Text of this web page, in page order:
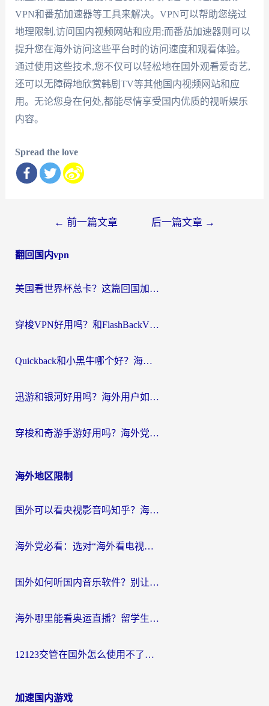
VPN和番茄加速器等工具来解决。VPN可以帮助您绕过
地理限制,访问国内视频网站和应用;而番茄加速器则可以
提升您在海外访问这些平台时的访问速度和观看体验。
通过使用这些技术,您不仅可以轻松地在国外观看爱奇艺,
还可以无障碍地欣赏韩剧TV等其他国内视频网站和应
用。无论您身在何处,都能尽情享受国内优质的视听娱乐
内容。
Spread the love
导
← 前一篇文章 后一篇文章 →
翻回国内vpn
美国看世界杯总卡？这篇回国加速器指南帮你无缝刷国内资源（附苹果手机VPN设置步骤）
穿梭VPN好用吗？和FlashBackVPN对比哪个回国效果更好？
Quickback和小黑牛哪个好？海外党亲测指南，选对回国加速器秒回国内
迅游和银河好用吗？海外用户如何选择回国加速器实现无缝访问国内资源
穿梭和奇游手游好用吗？海外党亲测3款回国加速器，附蜜蜂加速器七天试用攻略
海外地区限制
国外可以看央视影音吗知乎？海外党亲测有效的回国加速方案
海外党必看：选对“海外看电视剧软件”，再也不用愁国内剧刷不了
国外如何听国内音乐软件？别让地域限制，断了你的中文歌单
海外哪里能看奥运直播？留学生&海外华人必看的体育赛事观赛终极指南
12123交管在国外怎么使用不了？海外华人必看的无缝访问国内资源指南
加速国内游戏